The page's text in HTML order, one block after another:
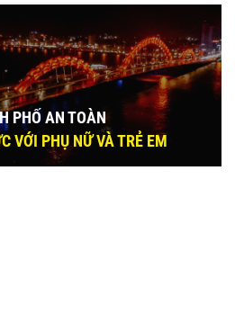
PHỐ AN TOÀN
VỚI PHỤ NỮ VÀ TRẺ EM